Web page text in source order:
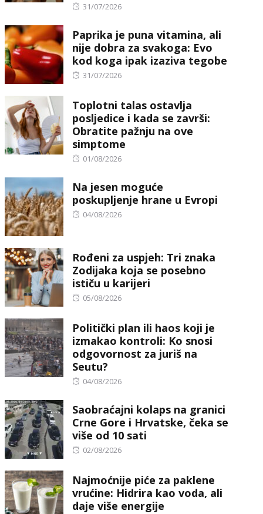
Posted
31/07/2026
Paprika je puna vitamina, ali
nije dobra za svakoga: Evo
kod koga ipak izaziva tegobe
Posted
31/07/2026
Toplotni talas ostavlja
posljedice i kada se završi:
Obratite pažnju na ove
simptome
Posted
01/08/2026
Na jesen moguće
poskupljenje hrane u Evropi
Posted
04/08/2026
Rođeni za uspjeh: Tri znaka
Zodijaka koja se posebno
ističu u karijeri
Posted
05/08/2026
Politički plan ili haos koji je
izmakao kontroli: Ko snosi
odgovornost za juriš na
Seutu?
Posted
04/08/2026
Saobraćajni kolaps na granici
Crne Gore i Hrvatske, čeka se
više od 10 sati
Posted
02/08/2026
Najmoćnije piće za paklene
vrućine: Hidrira kao voda, ali
daje više energije